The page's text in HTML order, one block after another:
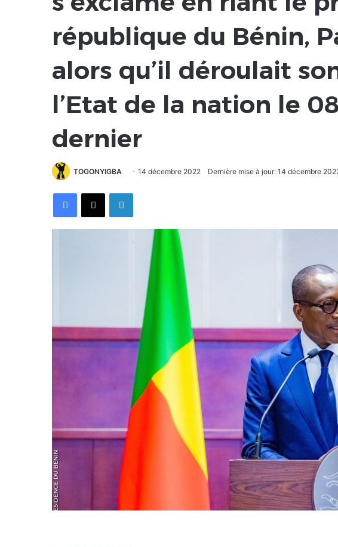
république du Bénin,
alors qu’il déroulait
l’Etat de la nation le
dernier
TOGONYIGBA 14 décembre 2022 Dernière mise à jour: 14 décembre
FacebookX Linkedin